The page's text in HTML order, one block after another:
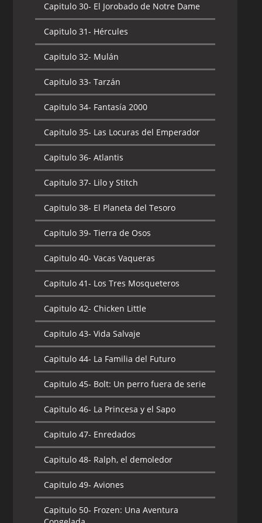
Capitulo 30- El Jorobado de Notre Dame
Capitulo 31- Hércules
Capitulo 32- Mulán
Capitulo 33- Tarzán
Capitulo 34- Fantasía 2000
Capitulo 35- Las Locuras del Emperador
Capitulo 36- Atlantis
Capitulo 37- Lilo y Stitch
Capitulo 38- El Planeta del Tesoro
Capitulo 39- Tierra de Osos
Capitulo 40- Vacas Vaqueras
Capitulo 41- Los Tres Mosqueteros
Capitulo 42- Chicken Little
Capitulo 43- Vida Salvaje
Capitulo 44- La Familia del Futuro
Capitulo 45- Bolt: Un perro fuera de serie
Capitulo 46- La Princesa y el Sapo
Capitulo 47- Enredados
Capitulo 48- Ralph, el demoledor
Capitulo 49- Aviones
Capitulo 50- Frozen: Una Aventura